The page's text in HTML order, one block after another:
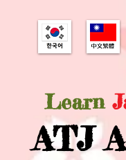
Learn
ATJ